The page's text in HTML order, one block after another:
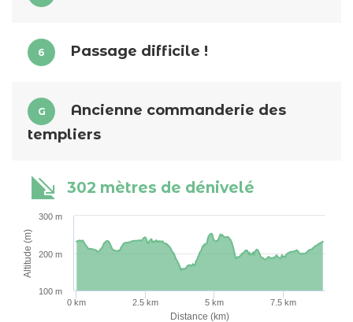
Télécharger
6 Passage difficile !
G
Ancienne commanderie des
templiers
302 mètres de dénivelé
Distance (km)
Altitude (m)
0 km 2.5 km 5 km 7.5 km
200 m
300 m
100 m